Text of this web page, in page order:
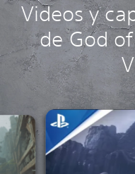
Videos y
de God